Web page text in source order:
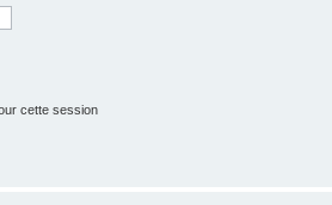
cette session